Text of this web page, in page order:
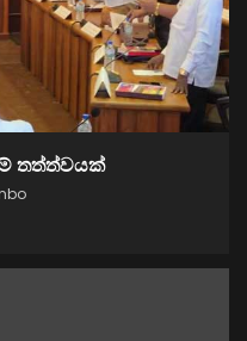
තත්ත්වයක්